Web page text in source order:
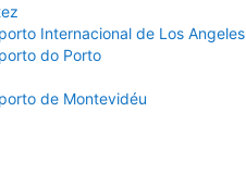
Internacional de Los Angeles
do Porto
de Montevidéu